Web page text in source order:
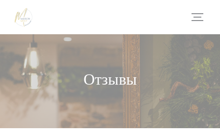
Панель управления cookies
Отзывы